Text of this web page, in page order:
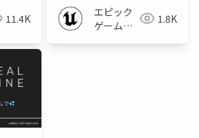
11.4K
エピック
ゲームズ
1.8K